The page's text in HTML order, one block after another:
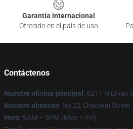
Garantía internacional
Ofrecido en el país de uso
Contáctenos
Nuestra oficina principal : 6211 N Ervay
Nuestro almacén: No 22 Chaowai
Hora: 9AM – 5PM (Mon – Fri)